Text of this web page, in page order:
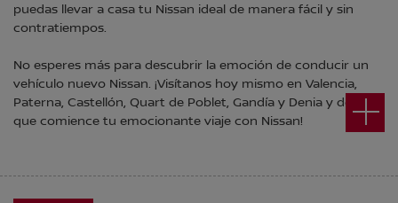
puedas llevar a casa tu Nissan ideal de manera fácil y sin
contratiempos.
No esperes más para descubrir la emoción de conducir un
vehículo nuevo Nissan. ¡Visítanos hoy mismo en Valencia,
Paterna, Castellón, Quart de Poblet, Gandía y Denia y deja
que comience tu emocionante viaje con Nissan!